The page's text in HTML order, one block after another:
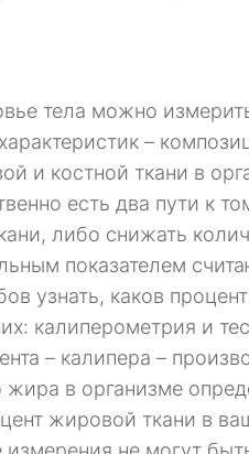
тела можно
–
и костной ткани в
есть два пути к
либо снижать
показателем
узнать, каков
калиперометрия и
– калипера –
жира в организме
жировой ткани в